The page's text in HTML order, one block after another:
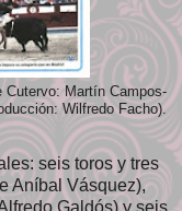
Cutervo: Martín Campos-
Wilfredo Facho).
seis toros y tres
Aníbal Vásquez),
Galdós) y seis